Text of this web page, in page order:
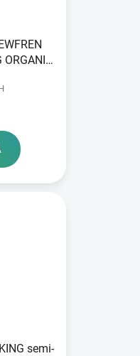
ORGANIC
semi-